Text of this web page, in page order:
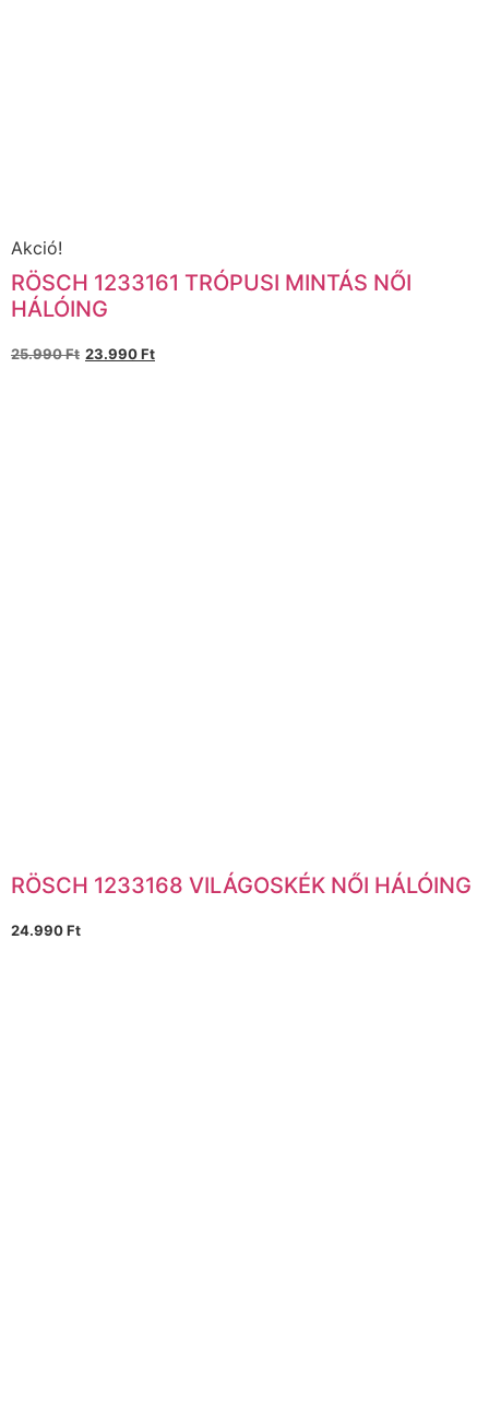
Akció!
RÖSCH 1233161 TRÓPUSI MINTÁS NŐI
HÁLÓING
25.990Ft 23.990Ft
RÖSCH 1233168 VILÁGOSKÉK NŐI HÁLÓING
24.990Ft